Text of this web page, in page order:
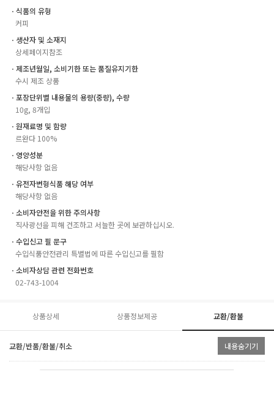
ㆍ식품의 유형
커피
ㆍ생산자 및 소재지
상세페이지참조
ㆍ제조년월일, 소비기한 또는 품질유지기한
수시 제조 상품
ㆍ포장단위별 내용물의 용량(중량), 수량
10g, 8개입
ㆍ원재료명 및 함량
르완다 100%
ㆍ영양성분
해당사항 없음
ㆍ유전자변형식품 해당 여부
해당사항 없음
ㆍ소비자안전을 위한 주의사항
직사광선을 피해 건조하고 서늘한 곳에 보관하십시오.
ㆍ수입신고 필 문구
수입식품안전관리 특별법에 따른 수입신고를 필함
ㆍ소비자상담 관련 전화번호
02-743-1004
상품상세 상품정보제공 교환/환불
교환/반품/환불/취소 내용숨기기